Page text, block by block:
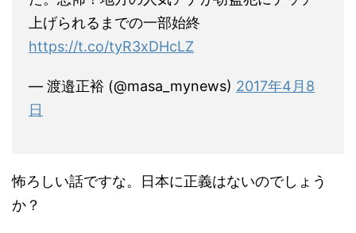
上げられるまでの一部始終
https://t.co/tyR3xDHcLZ
— 渡邉正裕 (@masa_mynews) 2017年4月8
日
怖ろしい話ですな。日本に正義はないのでしょう
か？